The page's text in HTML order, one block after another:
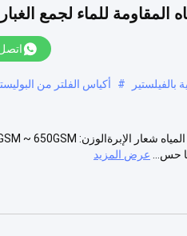
المقاومة للماء لجمع
اتصل
#
أكياس الفلتر من
عرض المزيد